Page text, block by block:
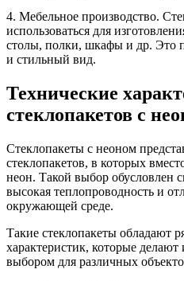
4. Мебельное производство.
использоваться для
столы, полки, шкафы и др. Это
и стильный вид.
Технические
стеклопакетов с
Стеклопакеты с неоном
стеклопакетов, в которых
неон. Такой выбор обусловлен
высокая теплопроводность и
окружающей среде.
Такие стеклопакеты обладают
характеристик, которые
выбором для различных